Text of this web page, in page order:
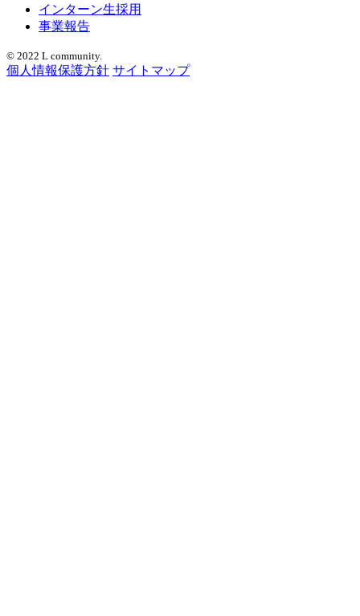
インターン生採用
事業報告
© 2022 L community.
個人情報保護方針 サイトマップ